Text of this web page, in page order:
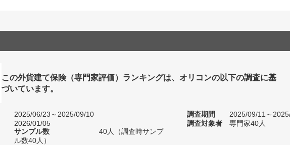
この外貨建て保険（専門家評価）ランキングは、オリコンの以下の調査に基
づいています。
2025/06/23～2025/09/10
2026/01/05
サンプル数
40人（調査時サンプ
ル数40人）
調査期間
2025/09/11～
調査対象者
専門家40人